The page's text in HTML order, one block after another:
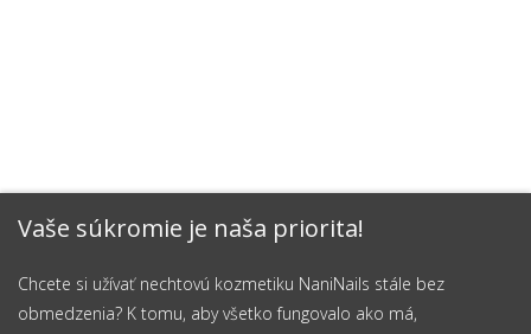
Vaše súkromie je naša priorita!
Chcete si užívať nechtovú kozmetiku NaniNails stále bez
obmedzenia? K tomu, aby všetko fungovalo ako má,